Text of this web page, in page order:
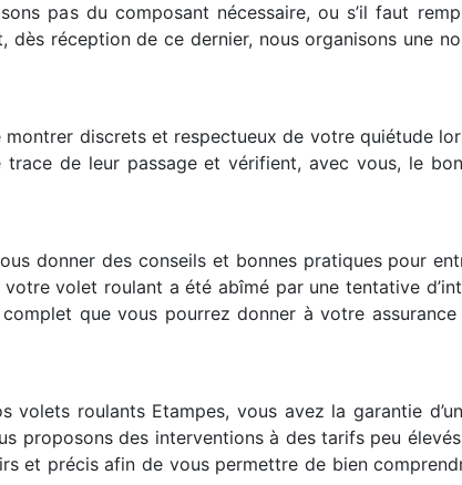
pas du composant nécessaire, ou s’il faut
réception de ce dernier, nous organisons une
discrets et respectueux de votre quiétude
de leur passage et vérifient, avec vous, le
donner des conseils et bonnes pratiques pour
volet roulant a été abîmé par une tentative
que vous pourrez donner à votre
roulants Etampes, vous avez la garantie
proposons des interventions à des tarifs peu
et précis afin de vous permettre de bien